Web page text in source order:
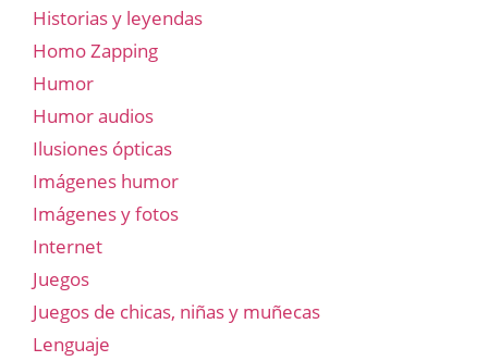
Historias y leyendas
Homo Zapping
Humor
Humor audios
Ilusiones ópticas
Imágenes humor
Imágenes y fotos
Internet
Juegos
Juegos de chicas, niñas y muñecas
Lenguaje